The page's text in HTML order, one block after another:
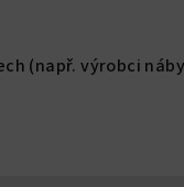
(např. výrobci